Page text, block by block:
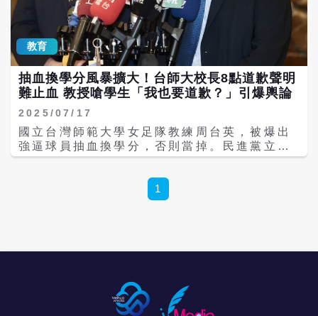
資料。檢方表示，將秉持勿枉勿縱的態度，從
速從嚴查辦，以維護大學體育選手的相關權
不法對待，受社會輿論高度關注，檢方已經展
開偵辦。另有評論員在談話節目中批評台師大
怠惰，校長早該對此事負責下台。人在德國的
教育部長鄭英耀也對此震怒，指校方處理得非
下，台師大才於17日晚間發表聲明，對此次事
件造成的傷害與社會關注，再次致歉，並虛心
檢討、積極配合後續調查與輔導作業，全力改
件起源於去年11月28日就已曝光，台師大隔天
回應並啟動調查，今年四月公布調查結果，五
教育
抽血換學分風暴擴大！台師大校長8點道歉聲明
難止血 教授嗆學生「我也要道歉？」引爆輿論
2025/07/17
國立台灣師範大學女足隊教練周台英，被爆出
強逼球員抽血換學分，否則當掉。民進黨立委
范雲天（16日）痛批國科會狀況外，要求教育
吳正己16日晚間發表8點聲明，包含將重新審
議，並於二周內依法盡快完成相關懲處。不
高達40個學生被違法抽血，「這些血都到了哪
裡，目前掌握被終止的計畫，有多少檢體是違
1